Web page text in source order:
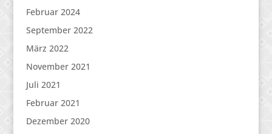
Februar 2024
September 2022
März 2022
November 2021
Juli 2021
Februar 2021
Dezember 2020